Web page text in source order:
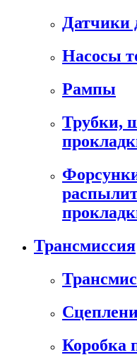
Датчики
Насосы
Рампы
Трубки,
Трансмиссия
Коробка